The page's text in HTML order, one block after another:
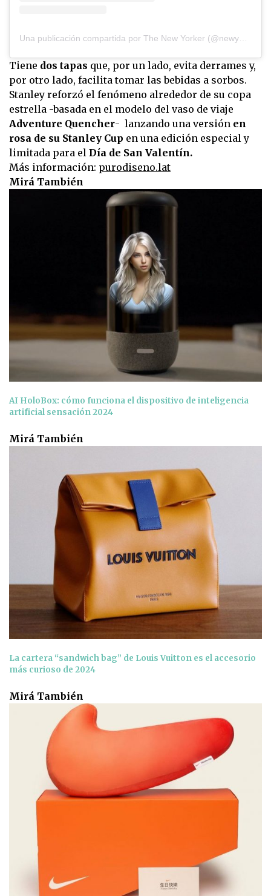
Tiene dos tapas que, por un lado, evita derrames y,
por otro lado, facilita tomar las bebidas a sorbos.
Stanley reforzó el fenómeno alrededor de su copa
estrella -basada en el modelo del vaso de viaje
Adventure Quencher- lanzando una versión en
rosa de su Stanley Cup en una edición especial y
limitada para el Día de San Valentín.
Más información: purodiseno.lat
Mirá También
AI HoloBox: cómo funciona el dispositivo de inteligencia
artificial sensación 2024
Mirá También
La cartera “sandwich bag” de Louis Vuitton es el accesorio
más curioso de 2024
Mirá También